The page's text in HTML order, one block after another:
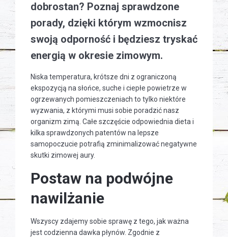
dobrostan? Poznaj sprawdzone
porady, dzięki którym wzmocnisz
swoją odporność i będziesz tryskać
energią w okresie zimowym.
Niska temperatura, krótsze dni z ograniczoną
ekspozycją na słońce, suche i ciepłe powietrze w
ogrzewanych pomieszczeniach to tylko niektóre
wyzwania, z którymi musi sobie poradzić nasz
organizm zimą. Całe szczęście odpowiednia dieta i
kilka sprawdzonych patentów na lepsze
samopoczucie potrafią zminimalizować negatywne
skutki zimowej aury.
Postaw na podwójne
nawilżanie
Wszyscy zdajemy sobie sprawę z tego, jak ważna
jest codzienna dawka płynów. Zgodnie z